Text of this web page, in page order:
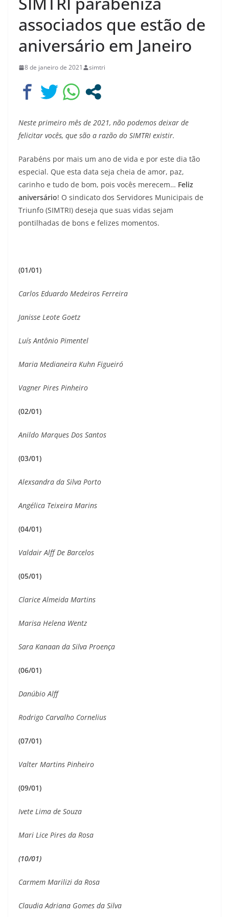
associados que estão de
aniversário em Janeiro
8 de janeiro de 2021 simtri
Neste primeiro mês de 2021, não podemos deixar de
felicitar vocês, que são a razão do SIMTRI existir.
Parabéns por mais um ano de vida e por este dia tão
especial. Que esta data seja cheia de amor, paz,
carinho e tudo de bom, pois vocês merecem… Feliz
aniversário! O sindicato dos Servidores Municipais de
Triunfo (SIMTRI) deseja que suas vidas sejam
pontilhadas de bons e felizes momentos.
(01/01)
Carlos Eduardo Medeiros Ferreira
Janisse Leote Goetz
Luís Antônio Pimentel
Maria Medianeira Kuhn Figueiró
Vagner Pires Pinheiro
(02/01)
Anildo Marques Dos Santos
(03/01)
Alexsandra da Silva Porto
Angélica Teixeira Marins
(04/01)
Valdair Alff De Barcelos
(05/01)
Clarice Almeida Martins
Marisa Helena Wentz
Sara Kanaan da Silva Proença
(06/01)
Danúbio Alff
Rodrigo Carvalho Cornelius
(07/01)
Valter Martins Pinheiro
(09/01)
Ivete Lima de Souza
Mari Lice Pires da Rosa
(10/01)
Carmem Marilizi da Rosa
Claudia Adriana Gomes da Silva